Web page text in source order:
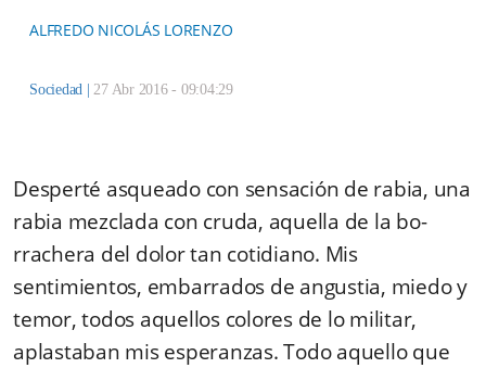
ALFREDO NICOLÁS LORENZO
Sociedad |27 Abr 2016 - 09:04:29
Desperté asqueado con sensación de rabia, una
rabia mezclada con cruda, aquella de la bo­
rrachera del dolor tan cotidiano. Mis
sentimientos, embarrados de angustia, miedo y
temor, todos aquellos colores de lo militar,
aplastaban mis esperanzas. Todo aquello que